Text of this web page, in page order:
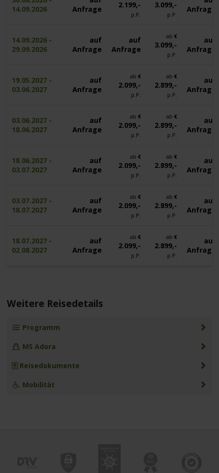
14.09.2026
Anfrage
2.199,-
p.P.
3.099,-
p.P.
Anfrage
14.09.2026 -
29.09.2026
auf
Anfrage
auf
Anfrage
ab€
3.099,-
p.P.
auf
Anfrage
19.05.2027 -
03.06.2027
auf
Anfrage
ab€
2.099,-
p.P.
ab€
2.899,-
p.P.
auf
Anfrage
03.06.2027 -
18.06.2027
auf
Anfrage
ab€
2.099,-
p.P.
ab€
2.899,-
p.P.
auf
Anfrage
18.06.2027 -
03.07.2027
auf
Anfrage
ab€
2.099,-
p.P.
ab€
2.899,-
p.P.
auf
Anfrage
03.07.2027 -
18.07.2027
auf
Anfrage
ab€
2.099,-
p.P.
ab€
2.899,-
p.P.
auf
Anfrage
18.07.2027 -
02.08.2027
auf
Anfrage
ab€
2.099,-
p.P.
ab€
2.899,-
p.P.
auf
Anfrage
Weitere Reisedetails
Programm
MS Adora
Reisedokumente
Mobilität